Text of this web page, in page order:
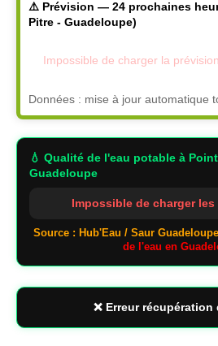
⚠️ Prévision — 24 prochaines
Pitre - Guadeloupe)
Impossible de charger la
Données : mise à jour automatique
💧 Qualité de l'eau potable à
Guadeloupe
Impossible de charger les
Source : Hub'Eau / Saur
de l'eau en
❌ Erreur récupération